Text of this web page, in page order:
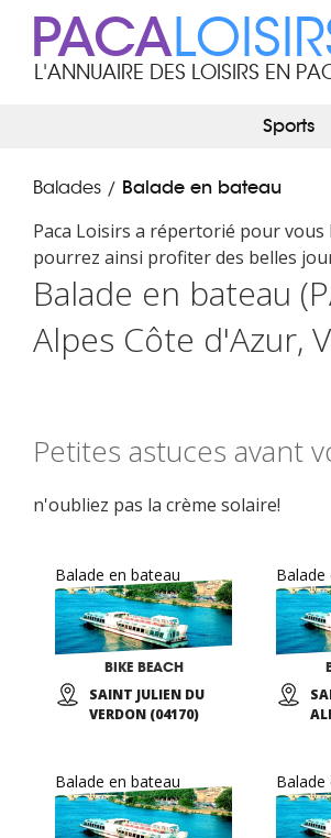
PACA
L'ANNUAIRE DES LOISIRS EN
Sports
Balades / Balade en bateau
Paca Loisirs a répertorié pour vous
pourrez ainsi profiter des belles
Balade en bateau
Alpes Côte d'Azur,
Petites astuces avant
n'oubliez pas la crème solaire!
Balade en bateau
BIKE BEACH
SAINT JULIEN DU
VERDON (04170)
Balade
Balade en bateau Balade